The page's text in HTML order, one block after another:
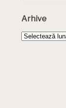
Arhive
Arhive